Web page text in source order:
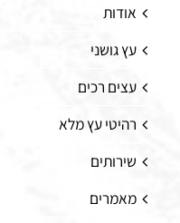
אודות
עץ גושני
עצים רכים
רהיטי עץ מלא
שירותים
מאמרים